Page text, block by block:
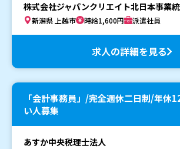
株式会社ジャパンクリエイト北日本事業
新潟県 上越市 時給1,600円 派遣社員
求人の詳細を見る
「会計事務員」/完全週休二日制/年休
い人募集
あすか中央税理士法人